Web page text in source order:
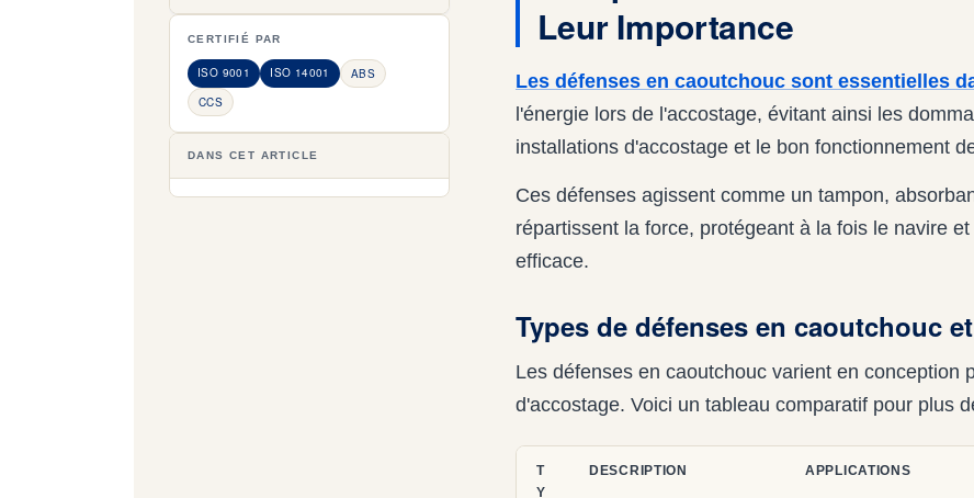
CERTIFIÉ PAR
ISO 9001 ISO 14001
ABS
CCS
DANS CET ARTICLE
Leur Importance
Les défenses en caoutchouc sont essentielles
l'énergie lors de l'accostage, évitant ainsi les
installations d'accostage et le bon fonctionnement
Ces défenses agissent comme un tampon,
répartissent la force, protégeant à la fois le navire
efficace.
Types de défenses en caoutchouc
Les défenses en caoutchouc varient en conception
d'accostage. Voici un tableau comparatif pour plus
T
Y
DESCRIPTION APPLICATIONS